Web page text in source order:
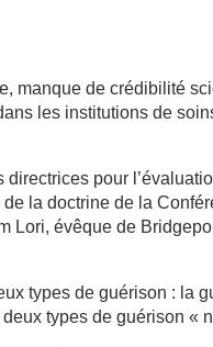
manque de crédibilité
les institutions de
pour
la doctrine de la
Lori, évêque de
types de guérison : la
types de guérison «